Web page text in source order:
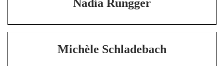
Nadia Rungger
Michèle Schladebach